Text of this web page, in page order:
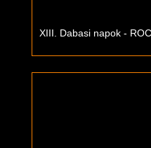
XIII. Dabasi napok -